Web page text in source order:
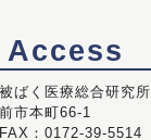
Access
ばく医療総合研究所
市本町66-1
：0172-39-5514